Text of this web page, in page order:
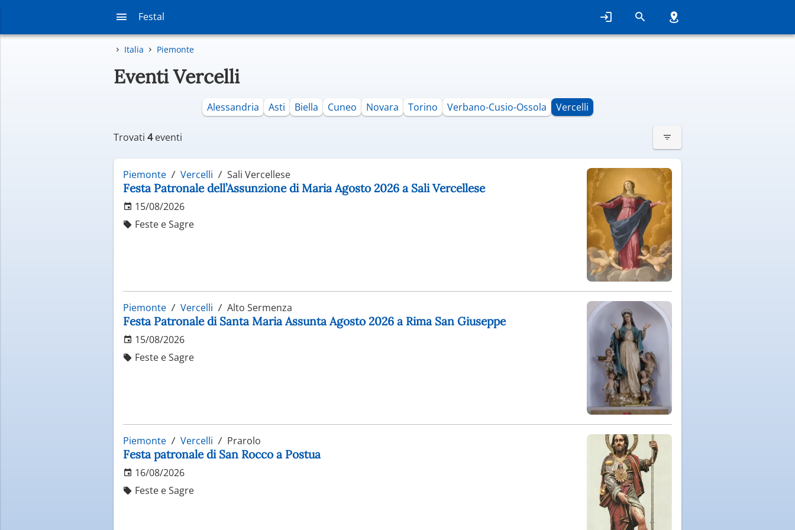
Festal
Italia Piemonte
Eventi Vercelli
Alessandria Asti Biella Cuneo Novara Torino Verbano-Cusio-Ossola Vercelli
Trovati 4eventi
Piemonte Vercelli Sali Vercellese
Festa Patronale dell’Assunzione di Maria Agosto 2026 a Sali Vercellese
15/08/2026
Feste e Sagre
Piemonte Vercelli Alto Sermenza
Festa Patronale di Santa Maria Assunta Agosto 2026 a Rima San Giuseppe
15/08/2026
Feste e Sagre
Piemonte Vercelli Prarolo
Festa patronale di San Rocco a Postua
16/08/2026
Feste e Sagre